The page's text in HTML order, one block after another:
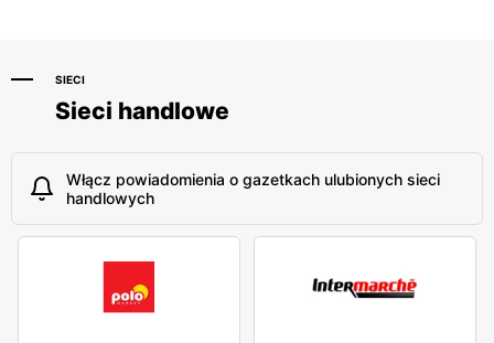
SIECI
Sieci handlowe
Włącz powiadomienia o gazetkach ulubionych sieci
handlowych